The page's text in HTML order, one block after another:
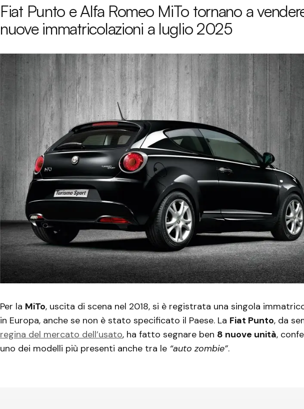
Fiat Punto e Alfa Romeo MiTo tornano a
nuove immatricolazioni a luglio 2025
Per la MiTo, uscita di scena nel 2018, si è registrata una singola
in Europa, anche se non è stato specificato il Paese. La Fiat Punto, da
regina del mercato dell’usato, ha fatto segnare ben 8 nuove unità,
uno dei modelli più presenti anche tra le “auto zombie”.